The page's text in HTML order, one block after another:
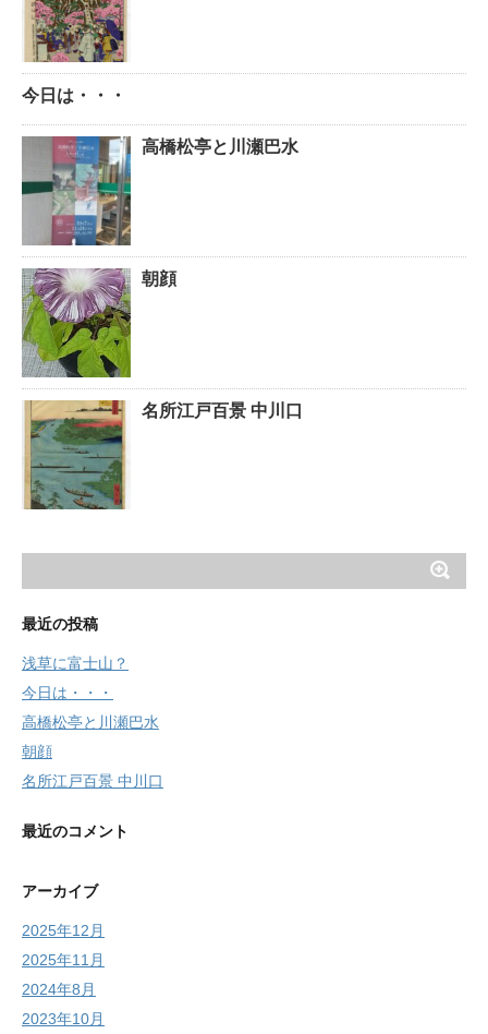
今日は・・・
高橋松亭と川瀬巴水
朝顔
名所江戸百景 中川口
最近の投稿
浅草に富士山？
今日は・・・
高橋松亭と川瀬巴水
朝顔
名所江戸百景 中川口
最近のコメント
アーカイブ
2025年12月
2025年11月
2024年8月
2023年10月